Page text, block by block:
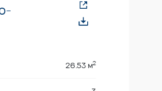
26.53 м2